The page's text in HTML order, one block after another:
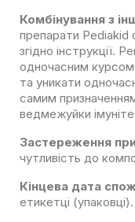
Комбінування з
препарати Pediakid
згідно інструкції.
одночасним курсом
та уникати
самим
ведмежуйки
Застереження
чутливість до
Кінцева дата
етикетці (упаковці).